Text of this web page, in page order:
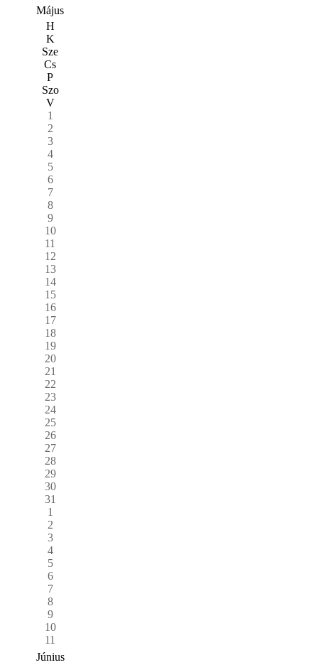
Május
H
K
Sze
Cs
P
Szo
V
1
2
3
4
5
6
7
8
9
10
11
12
13
14
15
16
17
18
19
20
21
22
23
24
25
26
27
28
29
30
31
1
2
3
4
5
6
7
8
9
10
11
Június